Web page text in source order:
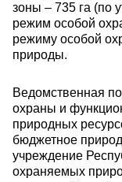
зоны – 735 га (по
режим особой
режиму особой
природы.
Ведомственная
охраны и
природных
бюджетное
учреждение
охраняемых